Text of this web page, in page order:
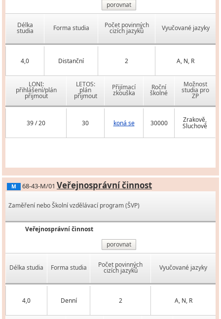
porovnat
Délka
studia Forma studia Počet povinných
cizích jazyků Vyučované jazyky
4,0 Distanční 2 A, N, R
LONI:
přihlášení/plán
přijmout
LETOS:
plán
přijmout
Přijímací
zkouška
Roční
školné
Možnost
studia pro
ZP
39 / 20 30 koná se 30000 Zrakově,
Sluchově
M 68-43-M/01 Veřejnosprávní činnost
Zaměření nebo Školní vzdělávací program (ŠVP)
Veřejnosprávní činnost
porovnat
Délka studia Forma studia Počet povinných
cizích jazyků Vyučované jazyky
4,0 Denní 2 A, N, R